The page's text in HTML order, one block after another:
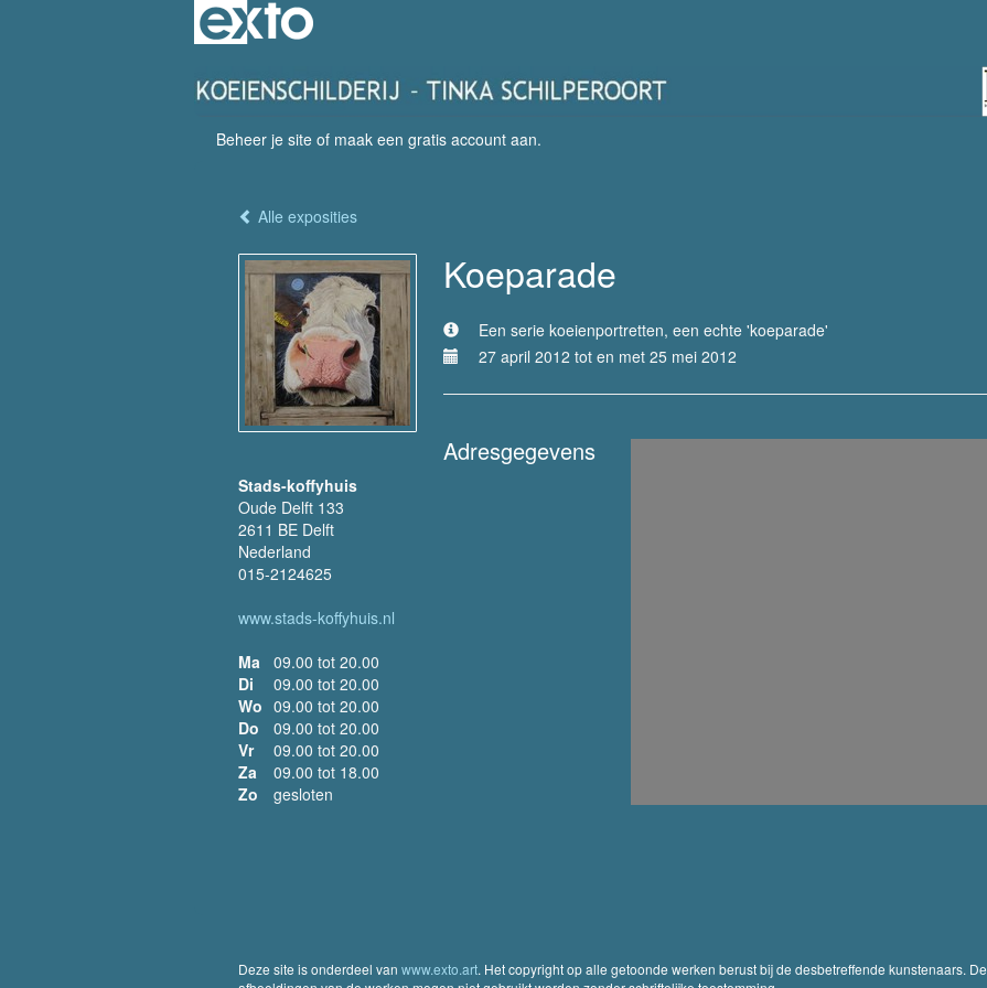
Beheer je site of maak een gratis account aan.
Alle exposities
Koeparade
Een serie koeienportretten, een echte 'koeparade'
27 april 2012 tot en met 25 mei 2012
Adresgegevens
Stads-koffyhuis
Oude Delft 133
2611 BE Delft
Nederland
015-2124625
www.stads-koffyhuis.nl
Ma
09.00 tot 20.00
Di
09.00 tot 20.00
Wo 09.00 tot 20.00
Do
09.00 tot 20.00
Vr
09.00 tot 20.00
Za
09.00 tot 18.00
Zo
gesloten
Deze site is onderdeel van www.exto.art. Het copyright op alle getoonde werken berust bij de desbetreffende kunstenaars. De